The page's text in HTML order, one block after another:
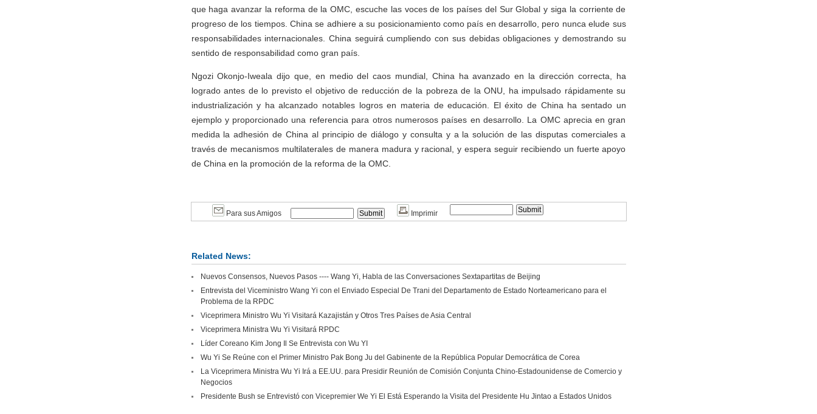
que haga avanzar la reforma de la OMC, escuche las voces de los países del Sur Global y siga la corriente de
progreso de los tiempos. China se adhiere a su posicionamiento como país en desarrollo, pero nunca elude sus
responsabilidades internacionales. China seguirá cumpliendo con sus debidas obligaciones y demostrando su
sentido de responsabilidad como gran país.
Ngozi Okonjo-Iweala dijo que, en medio del caos mundial, China ha avanzado en la dirección correcta, ha
logrado antes de lo previsto el objetivo de reducción de la pobreza de la ONU, ha impulsado rápidamente su
industrialización y ha alcanzado notables logros en materia de educación. El éxito de China ha sentado un
ejemplo y proporcionado una referencia para otros numerosos países en desarrollo. La OMC aprecia en gran
medida la adhesión de China al principio de diálogo y consulta y a la solución de las disputas comerciales a
través de mecanismos multilaterales de manera madura y racional, y espera seguir recibiendo un fuerte apoyo
de China en la promoción de la reforma de la OMC.
Para sus Amigos Imprimir
Related News:
Nuevos Consensos, Nuevos Pasos ---- Wang Yi, Habla de las Conversaciones Sextapartitas de Beijing
Entrevista del Viceministro Wang Yi con el Enviado Especial De Trani del Departamento de Estado Norteamericano para el
Problema de la RPDC
Viceprimera Ministro Wu Yi Visitará Kazajistán y Otros Tres Países de Asia Central
Viceprimera Ministra Wu Yi Visitará RPDC
Líder Coreano Kim Jong Il Se Entrevista con Wu YI
Wu Yi Se Reúne con el Primer Ministro Pak Bong Ju del Gabinente de la República Popular Democrática de Corea
La Viceprimera Ministra Wu Yi Irá a EE.UU. para Presidir Reunión de Comisión Conjunta Chino-Estadounidense de Comercio y
Negocios
Presidente Bush se Entrevistó con Vicepremier We Yi El Está Esperando la Visita del Presidente Hu Jintao a Estados Unidos